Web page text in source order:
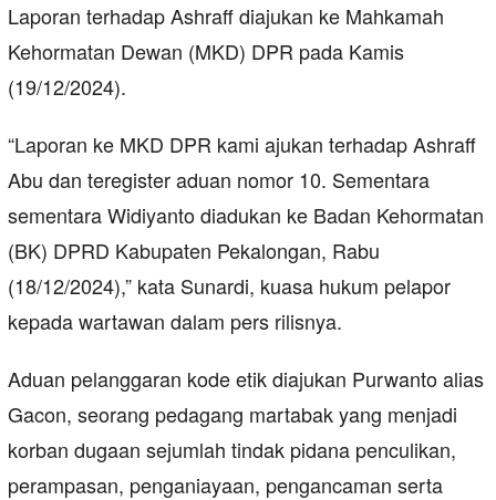
Laporan terhadap Ashraff diajukan ke Mahkamah
Kehormatan Dewan (MKD) DPR pada Kamis
(19/12/2024).
“Laporan ke MKD DPR kami ajukan terhadap Ashraff
Abu dan teregister aduan nomor 10. Sementara
sementara Widiyanto diadukan ke Badan Kehormatan
(BK) DPRD Kabupaten Pekalongan, Rabu
(18/12/2024),” kata Sunardi, kuasa hukum pelapor
kepada wartawan dalam pers rilisnya.
Aduan pelanggaran kode etik diajukan Purwanto alias
Gacon, seorang pedagang martabak yang menjadi
korban dugaan sejumlah tindak pidana penculikan,
perampasan, penganiayaan, pengancaman serta